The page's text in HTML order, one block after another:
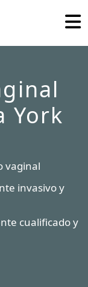
York
vaginal
invasivo y
cualificado y